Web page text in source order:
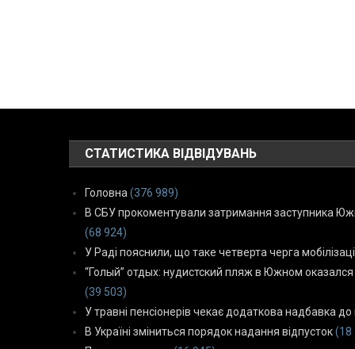
СТАТИСТИКА ВІДВІДУВАНЬ
Головна (376 989)
В СБУ прокоментували затримання заступника
(68 924)
У Раді пояснили, що таке четверта черга
“Голый” отдых: нудистский пляж в Южном
(39 503)
У травні пенсіонерів чекає додаткова надбавка до
В Україні зміниться порядок надання відпусток (18